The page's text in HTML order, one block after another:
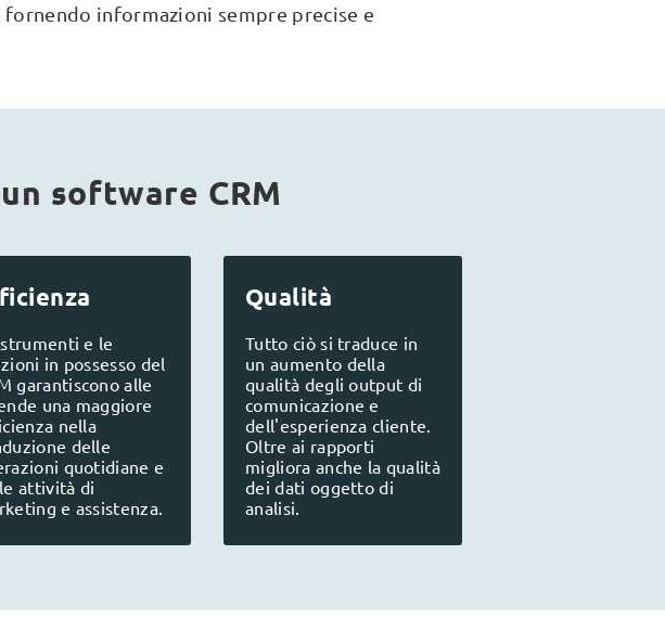
informazioni sempre precise e
software CRM
e le
in possesso del
garantiscono alle
una maggiore
nella
delle
quotidiane e
attività di
e assistenza.
Qualità
Tutto ciò si traduce in
un aumento della
qualità degli output di
comunicazione e
dell'esperienza cliente.
Oltre ai rapporti
migliora anche la qualità
dei dati oggetto di
analisi.